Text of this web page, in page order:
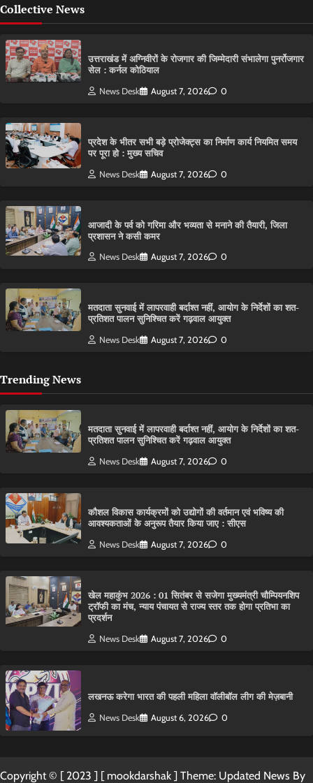
Collective News
उत्तराखंड में अग्निवीरों के रोजगार की जिम्मेदारी संभालेगा पुनर्रोजगार
सेल : कर्नल कोठियाल
News Desk August 7, 2026 0
प्रदेश के भीतर सभी बड़े प्रोजेक्ट्स का निर्माण कार्य नियमित समय
पर पूरा हो : मुख्य सचिव
News Desk August 7, 2026 0
आजादी के पर्व को गरिमा और भव्यता से मनाने की तैयारी, जिला
प्रशासन ने कसी कमर
News Desk August 7, 2026 0
मतदाता सुनवाई में लापरवाही बर्दाश्त नहीं, आयोग के निर्देशों का शत-
प्रतिशत पालन सुनिश्चित करें गढ़वाल आयुक्त
News Desk August 7, 2026 0
Trending News
मतदाता सुनवाई में लापरवाही बर्दाश्त नहीं, आयोग के निर्देशों का शत-
प्रतिशत पालन सुनिश्चित करें गढ़वाल आयुक्त
News Desk August 7, 2026 0
कौशल विकास कार्यक्रमों को उद्योगों की वर्तमान एवं भविष्य की
आवश्यकताओं के अनुरूप तैयार किया जाए : सीएस
News Desk August 7, 2026 0
खेल महाकुंभ 2026 : 01 सितंबर से सजेगा मुख्यमंत्री चौम्पियनशिप
ट्रॉफी का मंच, न्याय पंचायत से राज्य स्तर तक होगा प्रतिभा का
प्रदर्शन
News Desk August 7, 2026 0
लखनऊ करेगा भारत की पहली महिला वॉलीबॉल लीग की मेज़बानी
News Desk August 6, 2026 0
Copyright © [ 2023 ] [ mookdarshak ] Theme: Updated News By